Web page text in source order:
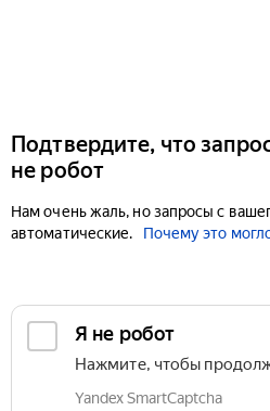
Подтвердите, что
не робот
Нам очень жаль, но запросы с
автоматические.
Почему это